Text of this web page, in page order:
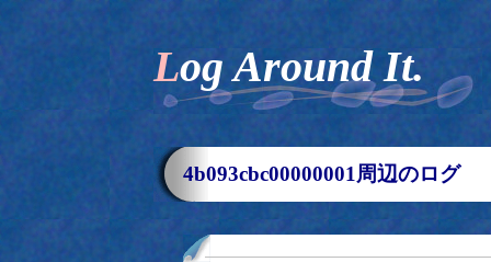
Log Around It.
4b093cbc00000001周辺のログ